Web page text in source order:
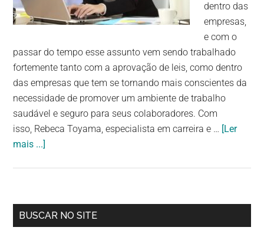
dentro das
empresas,
e com o
passar do tempo esse assunto vem sendo trabalhado
fortemente tanto com a aprovação de leis, como dentro
das empresas que tem se tornando mais conscientes da
necessidade de promover um ambiente de trabalho
saudável e seguro para seus colaboradores. Com
isso, Rebeca Toyama, especialista em carreira e … [Ler
mais ...]
BUSCAR NO SITE